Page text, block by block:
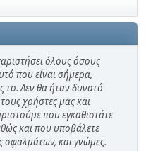
όλους όσους
που είναι σήμερα,
Δεν θα ήταν δυνατό
χρήστες μας και
που εγκαθιστάτε
και που υποβάλετε
σφαλμάτων, και γνώμες.